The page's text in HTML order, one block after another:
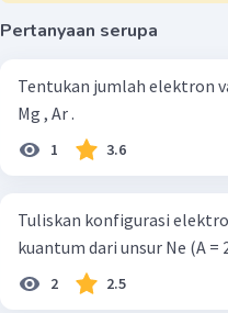
Pertanyaan serupa
Tentukan jumlah elektron
Mg , Ar .
1 3.6
Tuliskan konfigurasi
kuantum dari unsur Ne (A =
2 2.5